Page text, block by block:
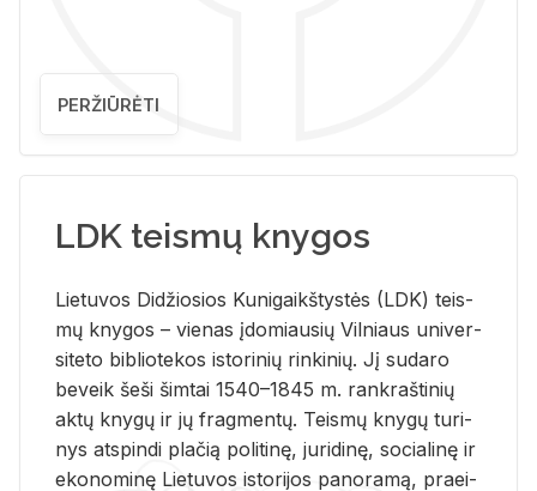
PERŽIŪRĖTI
LDK teismų knygos
Lie­tu­vos Di­džio­sios Ku­ni­gaikš­tys­tės (LDK) teis­
mų kny­gos – vie­nas įdo­miau­sių Vil­niaus uni­ver­
si­te­to bi­b­lio­te­kos is­to­ri­nių rin­ki­nių. Jį su­da­ro
be­veik šeši šim­tai 1540–1845 m. rank­raš­ti­nių
aktų kny­gų ir jų frag­men­tų. Teis­mų kny­gų tu­ri­
nys at­spin­di pla­čią po­li­ti­nę, ju­ri­di­nę, so­cia­li­nę ir
eko­no­mi­nę Lie­tu­vos is­to­ri­jos pa­no­ra­mą, pra­ei­